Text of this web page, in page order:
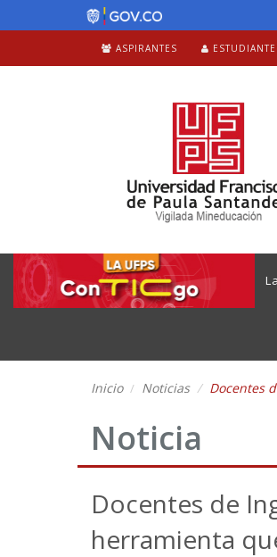
ASPIRANTES
Inicio Noticias Docentes
Noticia
Docentes de
herramienta